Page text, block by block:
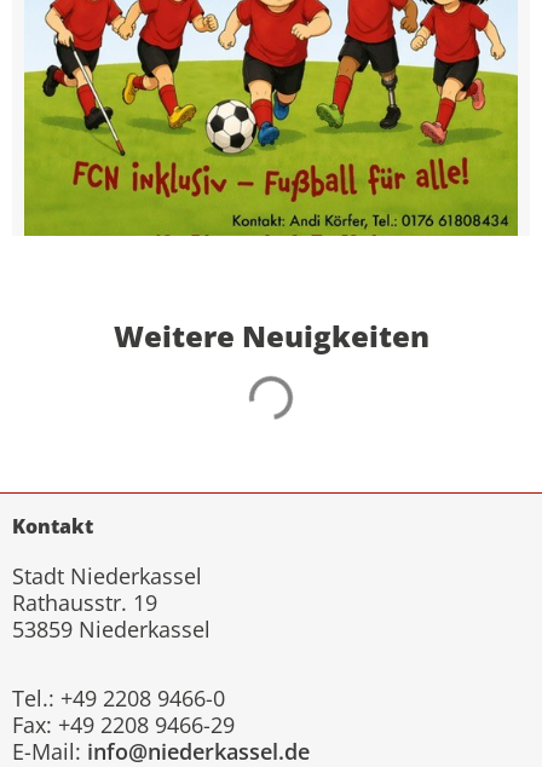
Weitere Neuigkeiten
Kontakt
Stadt Niederkassel
Rathausstr. 19
53859 Niederkassel
Tel.: +49 2208 9466-0
Fax: +49 2208 9466-29
E-Mail: info@niederkassel.de